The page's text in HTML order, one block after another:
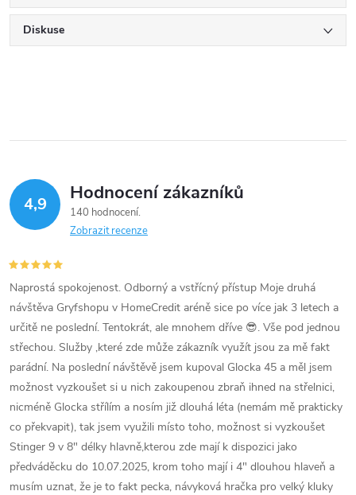
Diskuse
4,9 Hodnocení zákazníků
140 hodnocení
Zobrazit recenze
Naprostá spokojenost. Odborný a vstřícný přístup Moje druhá
návštěva Gryfshopu v HomeCredit aréně sice po více jak 3 letech a
určitě ne poslední. Tentokrát, ale mnohem dříve 😎. Vše pod jednou
střechou. Služby ,které zde může zákazník využít jsou za mě fakt
parádní. Na poslední návštěvě jsem kupoval Glocka 45 a měl jsem
možnost vyzkoušet si u nich zakoupenou zbraň ihned na střelnici,
nicméně Glocka střílím a nosím již dlouhá léta (nemám mě prakticky
co překvapit), tak jsem využili místo toho, možnost si vyzkoušet
Stinger 9 v 8" délky hlavně,kterou zde mají k dispozici jako
předváděcku do 10.07.2025, krom toho mají i 4" dlouhou hlaveň a
musím uznat, že je to fakt pecka, návyková hračka pro velký kluky